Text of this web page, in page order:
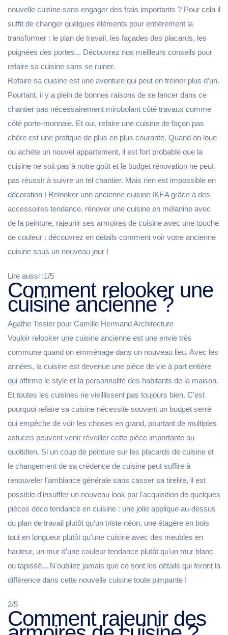
nouvelle cuisine sans engager des frais importants ? Pour cela il
suffit de changer quelques éléments pour entièrement la
transformer : le plan de travail, les façades des placards, les
poignées des portes... Découvrez nos meilleurs conseils pour
refaire sa cuisine sans se ruiner.
Refaire sa cuisine est une aventure qui peut en freiner plus d’un.
Pourtant, il y a plein de bonnes raisons de se lancer dans ce
chantier pas nécessairement mirobolant côté travaux comme
côté porte-monnaie. Et oui, refaire une cuisine de façon pas
chère est une pratique de plus en plus courante. Quand on loue
ou achète un nouvel appartement, il est fort probable que la
cuisine ne soit pas à notre goût et le budget rénovation ne peut
pas réussir à suivre un tel chantier. Mais rien est impossible en
décoration ! Relooker une ancienne cuisine IKEA grâce à des
accessoires tendance, rénover une cuisine en mélanine avec
de la peinture, rajeunir ses armoires de cuisine avec une touche
de couleur : découvrez en détails comment voir votre ancienne
cuisine sous un nouveau jour !
Lire aussi :1/5
Comment relooker une
cuisine ancienne ?
Agathe Tissier pour Camille Hermand Architecture
Vouloir relooker une cuisine ancienne est une envie très
commune quand on emménage dans un nouveau lieu. Avec les
années, la cuisine est devenue une pièce de vie à part entière
qui affirme le style et la personnalité des habitants de la maison.
Et toutes les cuisines ne vieillissent pas toujours bien. C'est
pourquoi refaire sa cuisine nécessite souvent un budget serré
qui empêche de voir les choses en grand, pourtant de multiples
astuces peuvent venir réveiller cette pièce importante au
quotidien. Si un coup de peinture sur les placards de cuisine et
le changement de sa crédence de cuisine peut suffire à
renouveler l'ambiance générale sans casser sa tirelire, il est
possible d'insuffler un nouveau look par l'acquisition de quelques
pièces déco tendance en cuisine : une jolie applique au-dessus
du plan de travail plutôt qu'un triste néon, une étagère en bois
tout en longueur plutôt qu'une cuisine avec des meubles en
hauteur, un mur d'une couleur tendance plutôt qu'un mur blanc
ou tapissé... N'oubliez jamais que ce sont les détails qui feront la
différence dans cette nouvelle cuisine toute pimpante !
2/5
Comment rajeunir des